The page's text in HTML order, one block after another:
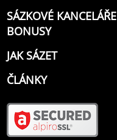
SÁZKOVÉ KANCELÁŘE
BONUSY
JAK SÁZET
ČLÁNKY